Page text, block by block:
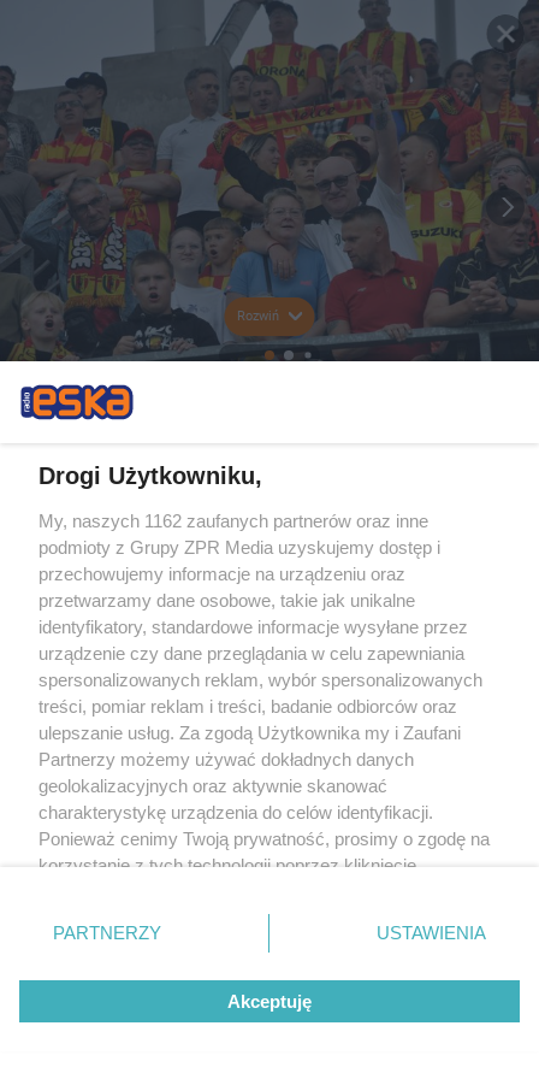
Rozwiń
Drogi Użytkowniku,
My, naszych 1162 zaufanych partnerów oraz inne
podmioty z Grupy ZPR Media uzyskujemy dostęp i
przechowujemy informacje na urządzeniu oraz
przetwarzamy dane osobowe, takie jak unikalne
identyfikatory, standardowe informacje wysyłane przez
urządzenie czy dane przeglądania w celu zapewniania
spersonalizowanych reklam, wybór spersonalizowanych
treści, pomiar reklam i treści, badanie odbiorców oraz
ulepszanie usług. Za zgodą Użytkownika my i Zaufani
Partnerzy możemy używać dokładnych danych
geolokalizacyjnych oraz aktywnie skanować
charakterystykę urządzenia do celów identyfikacji.
Ponieważ cenimy Twoją prywatność, prosimy o zgodę na
korzystanie z tych technologii poprzez kliknięcie
zmienić/wycofać klikając przycisk ustawień prywatności
znajdujący się w lewym dolnym rogu strony
rodzaje przetwarzania danych nie wymagają zgody
użytkownika, ale masz prawo sprzeciwić się takiemu
przetwarzaniu. Preferencje będą miały zastosowanie tylko
PARTNERZY USTAWIENIA
Akceptuję